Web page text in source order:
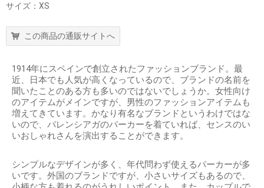
サイズ：XS
この商品の通販サイトへ
1914年にスペインで創立されたファッションブランド。最
近、日本でも人気が高くなっているので、ブランドの名前を
聞いたことのある方も多いのではないでしょうか。女性向け
のアイテムがメインですが、男性のファッションアイテムも
増えてきています。かなり有名なブランドというわけではな
いので、バレンシアガのパーカーを着ていれば、センスのい
いおしゃれさんを演出することができます。
シンプルなデザインが多く、年代問わず使えるパーカーが多
いです。外国のブランドですが、小さいサイズもあるので、